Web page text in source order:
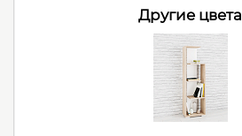
Другие цвета